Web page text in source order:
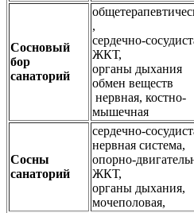
Сосновый
бор
санаторий
,
сердечно-
ЖКТ,
органы дыхания
обмен веществ
нервная, костно-
мышечная
Сосны
санаторий
сердечно-
нервная система,
опорно-
ЖКТ,
органы дыхания,
мочеполовая,